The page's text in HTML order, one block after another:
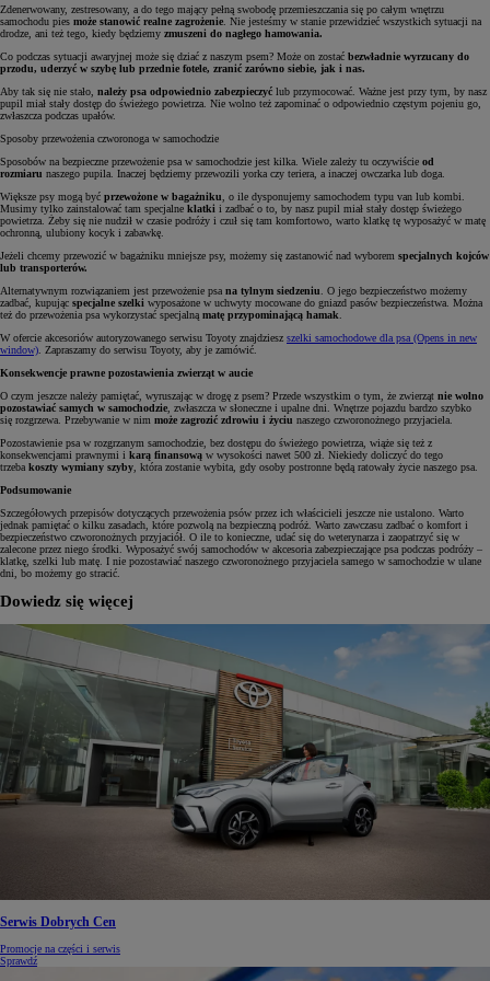
Zdenerwowany, zestresowany, a do tego mający pełną swobodę przemieszczania się po całym wnętrzu
samochodu pies może stanowić realne zagrożenie . Nie jesteśmy w stanie przewidzieć wszystkich sytuacji na
drodze, ani też tego, kiedy będziemy zmuszeni do nagłego hamowania.
Co podczas sytuacji awaryjnej może się dziać z naszym psem? Może on zostać bezwładnie wyrzucany do
przodu, uderzyć w szybę lub przednie fotele, zranić zarówno siebie, jak i nas.
Aby tak się nie stało, należy psa odpowiednio zabezpieczyć lub przymocować. Ważne jest przy tym, by nasz
pupil miał stały dostęp do świeżego powietrza. Nie wolno też zapominać o odpowiednio częstym pojeniu go,
zwłaszcza podczas upałów.
Sposoby przewożenia czworonoga w samochodzie
Sposobów na bezpieczne przewożenie psa w samochodzie jest kilka. Wiele zależy tu oczywiście od
rozmiaru naszego pupila. Inaczej będziemy przewozili yorka czy teriera, a inaczej owczarka lub doga.
Większe psy mogą być przewożone w bagażniku , o ile dysponujemy samochodem typu van lub kombi.
Musimy tylko zainstalować tam specjalne klatki i zadbać o to, by nasz pupil miał stały dostęp świeżego
powietrza. Żeby się nie nudził w czasie podróży i czuł się tam komfortowo, warto klatkę tę wyposażyć w matę
ochronną, ulubiony kocyk i zabawkę.
Jeżeli chcemy przewozić w bagażniku mniejsze psy, możemy się zastanowić nad wyborem specjalnych kojców
lub transporterów.
Alternatywnym rozwiązaniem jest przewożenie psa na tylnym siedzeniu . O jego bezpieczeństwo możemy
zadbać, kupując specjalne szelki wyposażone w uchwyty mocowane do gniazd pasów bezpieczeństwa. Można
też do przewożenia psa wykorzystać specjalną matę przypominającą hamak
W ofercie akcesoriów autoryzowanego serwisu Toyoty znajdziesz szelki samochodowe dla psa (Opens in new
window) . Zapraszamy do serwisu Toyoty, aby je zamówić.
Konsekwencje prawne pozostawienia zwierząt w aucie
O czym jeszcze należy pamiętać, wyruszając w drogę z psem? Przede wszystkim o tym, że zwierząt nie wolno
pozostawiać samych w samochodzie , zwłaszcza w słoneczne i upalne dni. Wnętrze pojazdu bardzo szybko
się rozgrzewa. Przebywanie w nim może zagrozić zdrowiu i życiu naszego czworonożnego przyjaciela.
Pozostawienie psa w rozgrzanym samochodzie, bez dostępu do świeżego powietrza, wiąże się też z
konsekwencjami prawnymi i karą finansową w wysokości nawet 500 zł. Niekiedy doliczyć do tego
trzeba koszty wymiany szyby , która zostanie wybita, gdy osoby postronne będą ratowały życie naszego psa.
Podsumowanie
Szczegółowych przepisów dotyczących przewożenia psów przez ich właścicieli jeszcze nie ustalono. Warto
jednak pamiętać o kilku zasadach, które pozwolą na bezpieczną podróż. Warto zawczasu zadbać o komfort i
bezpieczeństwo czworonożnych przyjaciół. O ile to konieczne, udać się do weterynarza i zaopatrzyć się w
zalecone przez niego środki. Wyposażyć swój samochodów w akcesoria zabezpieczające psa podczas podróży –
klatkę, szelki lub matę. I nie pozostawiać naszego czworonożnego przyjaciela samego w samochodzie w ulane
dni, bo możemy go stracić.
Dowiedz się więcej
Serwis Dobrych Cen
Promocje na części i serwis
Sprawdź